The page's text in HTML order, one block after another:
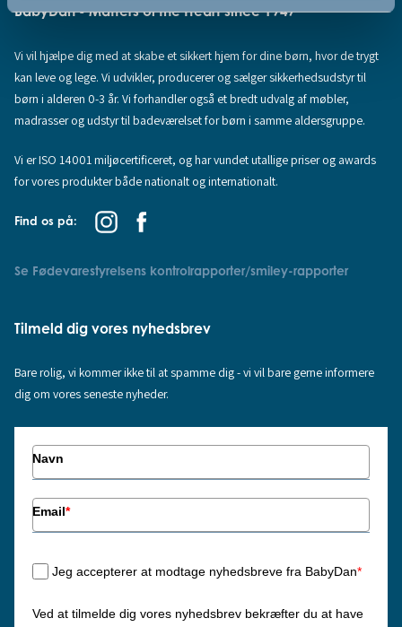
BabyDan - Matters of the Heart since 1947
Vi vil hjælpe dig med at skabe et sikkert hjem for dine børn, hvor de trygt
kan leve og lege. Vi udvikler, producerer og sælger sikkerhedsudstyr til
børn i alderen 0-3 år. Vi forhandler også et bredt udvalg af møbler,
madrasser og udstyr til badeværelset for børn i samme aldersgruppe.
Vi er ISO 14001 miljøcertificeret, og har vundet utallige priser og awards
for vores produkter både nationalt og internationalt.
Find os på:
Se Fødevarestyrelsens kontrolrapporter/smiley-rapporter
Tilmeld dig vores nyhedsbrev
Bare rolig, vi kommer ikke til at spamme dig - vi vil bare gerne informere
dig om vores seneste nyheder.
Navn
Email*
Jeg accepterer at modtage nyhedsbreve fra BabyDan*
Ved at tilmelde dig vores nyhedsbrev bekræfter du at have